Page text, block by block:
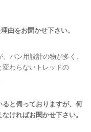
由をお聞かせ下さい。
バン用設計の物が多く、
わらないトレッドの
と伺っておりますが、何
ければお聞かせ下さい。